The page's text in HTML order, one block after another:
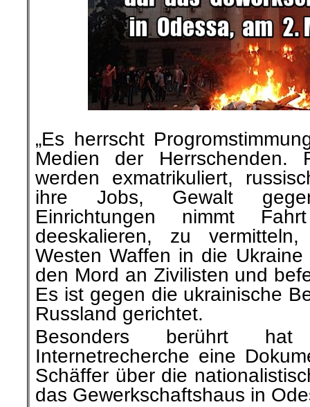
„Es herrscht
Medien der Herrschenden.
werden exmatrikuliert,
ihre Jobs, Gewalt
Einrichtungen nimmt
deeskalieren, zu
Westen Waffen in die
den Mord an Zivilisten und
Es ist gegen die ukrainische
Russland gerichtet.
Besonders berührt
Internetrecherche eine
Schäffer über die
das Gewerkschaftshaus in